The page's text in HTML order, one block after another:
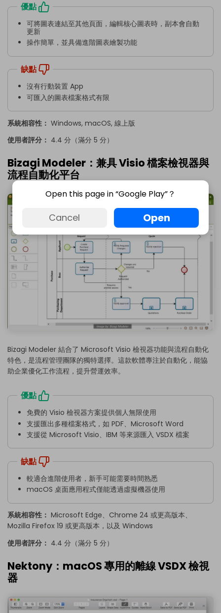
優點
可將圖表連結至其他頁面，編輯核心圖表時，副本會自動
更新
操作簡單，並具備進階圖表繪製功能
缺點
沒有行動裝置 App
可匯入的圖表檔案格式有限
系統相容性： Windows, macOS, 線上版
使用者評分： 4.4 分（滿分 5 分）
Bizagi Modeler：兼具 Visio 檔案檢視器與
流程自動化平台
Bizagi Modeler 結合了 Microsoft Visio 檢視器功能與流程自動化
特色，是流程管理團隊的獨特選擇。這款軟體專注於自動化，能協
助企業優化工作流程，提升營運效率。
優點
免費的 Visio 檢視器方案提供個人無限使用
支援匯出多種檔案格式，如 PDF、Microsoft Word
支援從 Microsoft Visio、IBM 等來源匯入 VSDX 檔案
缺點
較適合進階使用者，新手可能需要時間熟悉
macOS 桌面應用程式僅能透過虛擬機器使用
系統相容性： Microsoft Edge、Chrome 24 或更高版本、
Mozilla Firefox 19 或更高版本，以及 Windows
使用者評分： 4.4 分（滿分 5 分）
Nektony：macOS 專用的離線 VSDX 檢視
器
Open this page in “Google Play”？
Cancel Open